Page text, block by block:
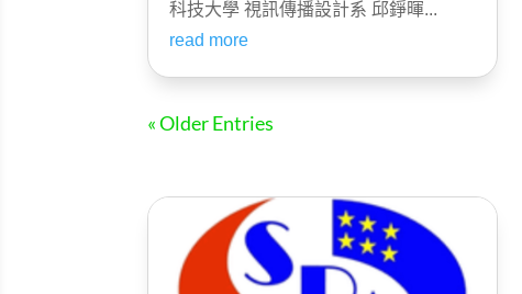
科技大學 視訊傳播設計系 邱錚暉...
read more
« Older Entries